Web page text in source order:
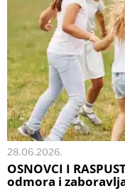
28.06.2026.
OSNOVCI I
odmora i